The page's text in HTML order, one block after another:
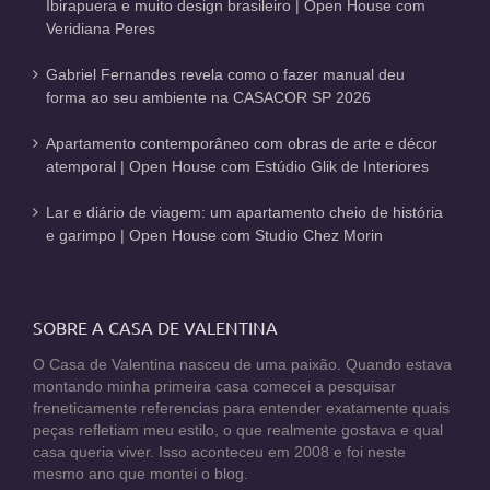
Ibirapuera e muito design brasileiro | Open House com
Veridiana Peres
Gabriel Fernandes revela como o fazer manual deu
forma ao seu ambiente na CASACOR SP 2026
Apartamento contemporâneo com obras de arte e décor
atemporal | Open House com Estúdio Glik de Interiores
Lar e diário de viagem: um apartamento cheio de história
e garimpo | Open House com Studio Chez Morin
SOBRE A CASA DE VALENTINA
O Casa de Valentina nasceu de uma paixão. Quando estava
montando minha primeira casa comecei a pesquisar
freneticamente referencias para entender exatamente quais
peças refletiam meu estilo, o que realmente gostava e qual
casa queria viver. Isso aconteceu em 2008 e foi neste
mesmo ano que montei o blog.